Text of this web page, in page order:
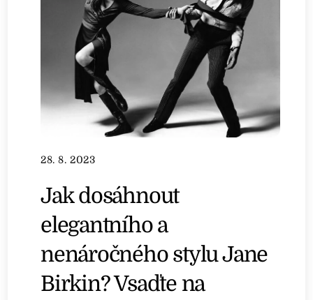
28. 8. 2023
Jak dosáhnout
elegantního a
nenáročného stylu Jane
Birkin? Vsaďte na